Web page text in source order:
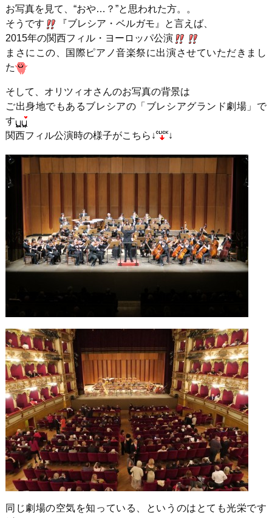
お写真を見て、“おや…？”と思われた方。。
そうです
『ブレシア・ベルガモ』と言えば、
2015年の関西フィル・ヨーロッパ公演
まさにこの、国際ピアノ音楽祭に出演させていただきまし
た
そして、オリツィオさんのお写真の背景は
ご出身地でもあるブレシアの「ブレシアグランド劇場」で
す
関西フィル公演時の様子がこちら↓
↓
同じ劇場の空気を知っている、というのはとても光栄です